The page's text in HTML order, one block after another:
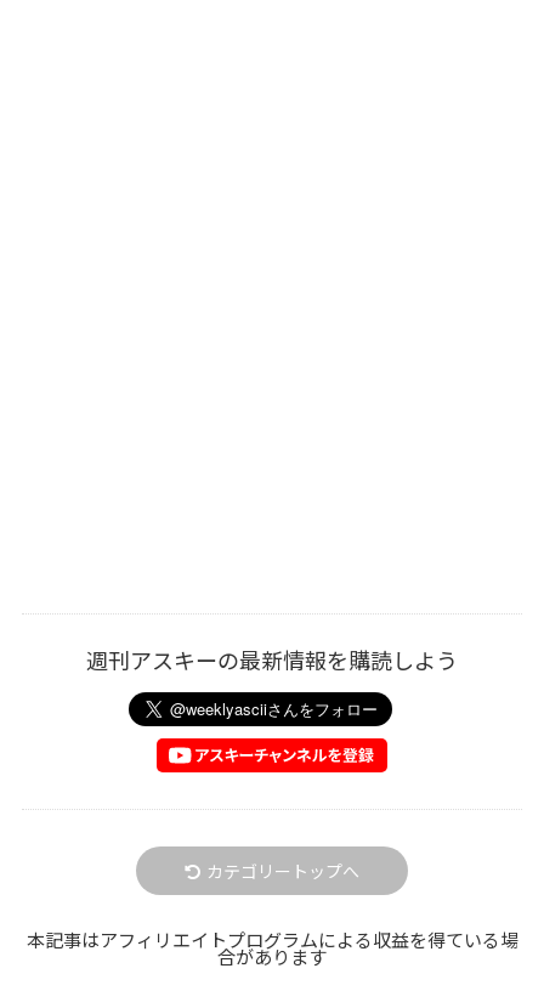
週刊アスキーの最新情報を購読しよう
カテゴリートップへ
本記事はアフィリエイトプログラムによる収益を得ている場
合があります